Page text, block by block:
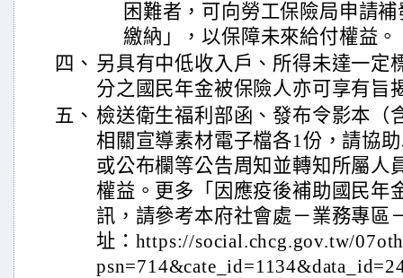
困難者，可向勞工保險局申請
繳納」，以保障未來給付權益。
四、 另具有中低收入戶、所得未達一定
分之國民年金被保險人亦可享有旨
五、 檢送衛生福利部函、發布令影本（
相關宣導素材電子檔各1份，請協
或公布欄等公告周知並轉知所屬人
權益。更多「因應疫後補助國民年
訊，請參考本府社會處－業務專區
址：https://social.chcg.gov.tw/